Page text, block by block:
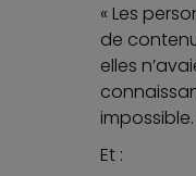
« Les
de
elles
impossible.
Et :